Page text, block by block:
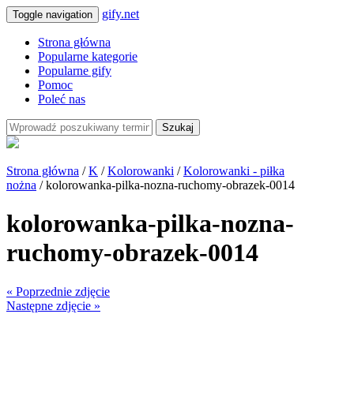
Toggle navigation gify.net
Strona główna
Popularne kategorie
Popularne gify
Pomoc
Poleć nas
Szukaj
Strona główna /K /Kolorowanki /Kolorowanki - piłka
nożna / kolorowanka-pilka-nozna-ruchomy-obrazek-0014
kolorowanka-pilka-nozna-
ruchomy-obrazek-0014
« Poprzednie zdjęcie
Następne zdjęcie »